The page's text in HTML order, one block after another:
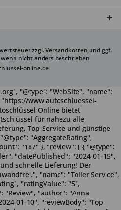
zzgl.Versandkosten und ggf.
nicht anders beschrieben
online.de
"@type": "WebSite", "name":
www.autoschluessel-
Online bietet
für nahezu alle
Top-Service und günstige
"AggregateRating",
"187" }, "review": [ { "@type":
"datePublished": "2024-01-15",
schnelle Lieferung! Der
"name": "Toller Service",
"ratingValue": "5",
"Review", "author": "Anna
01-10", "reviewBody": "Top